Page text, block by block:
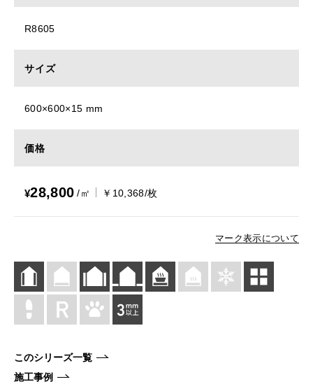
R8605
サイズ
600×600×15 mm
価格
¥28,800 /㎡ ￥10,368/枚
マーク表示について
このシリーズ一覧
施工事例